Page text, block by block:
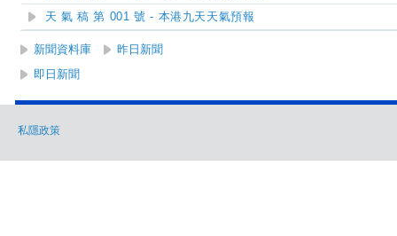
天 氣 稿 第 001 號 - 本港九天天氣預報
新聞資料庫
昨日新聞
即日新聞
私隱政策